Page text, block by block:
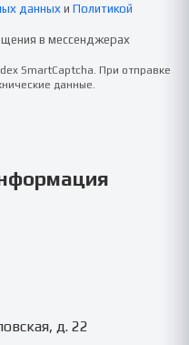
данных и Политикой
в мессенджерах
SmartCaptcha. При отправке
данные.
д. 22